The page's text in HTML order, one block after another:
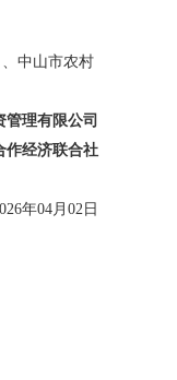
中山市农村
管理有限公司
作经济联合社
6年04月02日